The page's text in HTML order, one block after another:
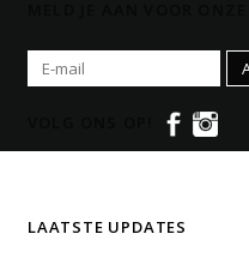
LAATSTE UPDATES